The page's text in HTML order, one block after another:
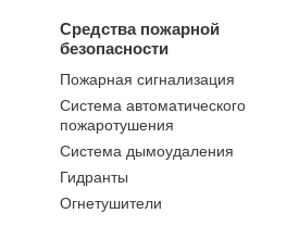
Средства пожарной
безопасности
Пожарная сигнализация
Система автоматического
пожаротушения
Система дымоудаления
Гидранты
Огнетушители